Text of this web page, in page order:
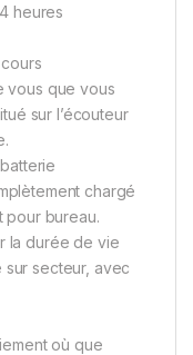
heures
vous que vous
sur l’écouteur
chargé
pour bureau.
la durée de vie
sur secteur, avec
où que